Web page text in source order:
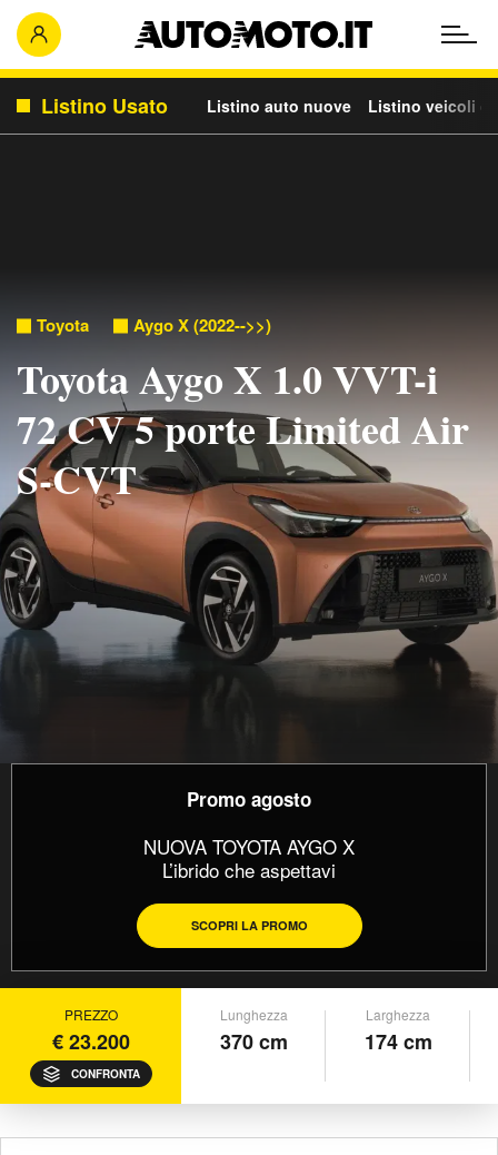
Listino Usato Listino auto nuove Listino veicoli
Toyota Aygo X (2022-->>)
Toyota Aygo X 1.0 VVT-i
72 CV 5 porte Limited Air
S-CVT
Promo agosto
NUOVA TOYOTA AYGO X
L’ibrido che aspettavi
SCOPRI LA PROMO
PREZZO
€ 23.200
CONFRONTA
Lunghezza
370 cm
Larghezza
174 cm